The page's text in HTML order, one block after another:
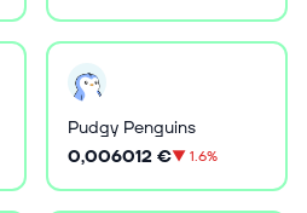
Pudgy Penguins
0,006012 €▼1.6%